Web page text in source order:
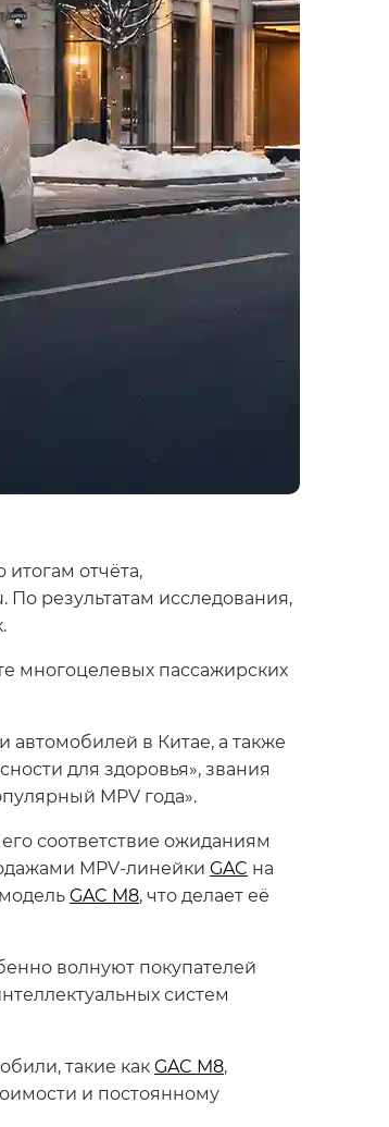
отчёта,
результатам исследования,
многоцелевых пассажирских
автомобилей в Китае, а также
для здоровья», звания
MPV года».
соответствие ожиданиям
MPV-линейки GAC на
GAC M8, что делает её
волнуют покупателей
систем
такие какGAC M8,
и постоянному